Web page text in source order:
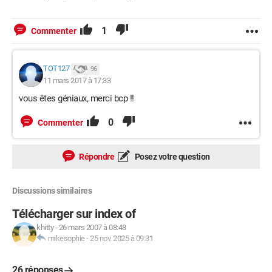
Commenter 1
TOT127 96
11 mars 2017 à 17:33
vous êtes géniaux, merci bcp !!
Commenter 0
Répondre Posez votre question
Discussions similaires
Télécharger sur index of
khitty-26 mars 2007 à 08:48
mikesophie-25 nov. 2025 à 09:31